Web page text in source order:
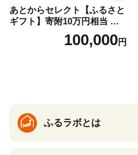
あとからセレクト【ふるさと
ギフト】寄附10万円相当 あ
とから選べる！ ギフト いく
ら ほたて 海鮮 牛肉 別海町
ギフト ふるさと納税 ）
100,000円
ふるラボとは